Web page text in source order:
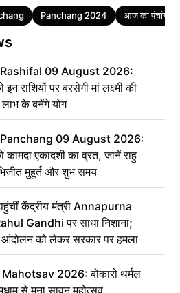
Panchang 2024 आज का पंचांग
09 August 2026:
इन राशियों पर बरसेगी मां लक्ष्मी की
के बनेंगे योग
09 August 2026:
कामदा एकादशी का व्रत, जानें राहु
मुहूर्त और शुभ समय
पहुंचीं केंद्रीय मंत्री Annapurna
Gandhi पर साधा निशाना;
आंदोलन को लेकर सरकार पर हमला
2026: बोकारो थर्मल